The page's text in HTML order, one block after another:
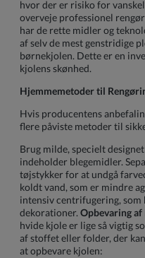
hvor der er risiko for
overveje professionel
har de rette midler og
af selv de mest genstridige
børnekjolen. Dette er en
kjolens skønhed.
Hjemmemetoder til
Hvis producentens
flere påviste metoder til
Brug milde, specielt
indeholder blegemidler.
tøjstykker for at undgå
koldt vand, som er mindre
intensiv centrifugering, som
dekorationer. Opbevaring af
hvide kjole er lige så vigtig
af stoffet eller folder, der
at opbevare kjolen: